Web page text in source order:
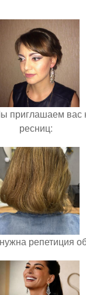
приглашаем
ресниц:
репетиция